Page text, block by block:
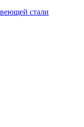
стали